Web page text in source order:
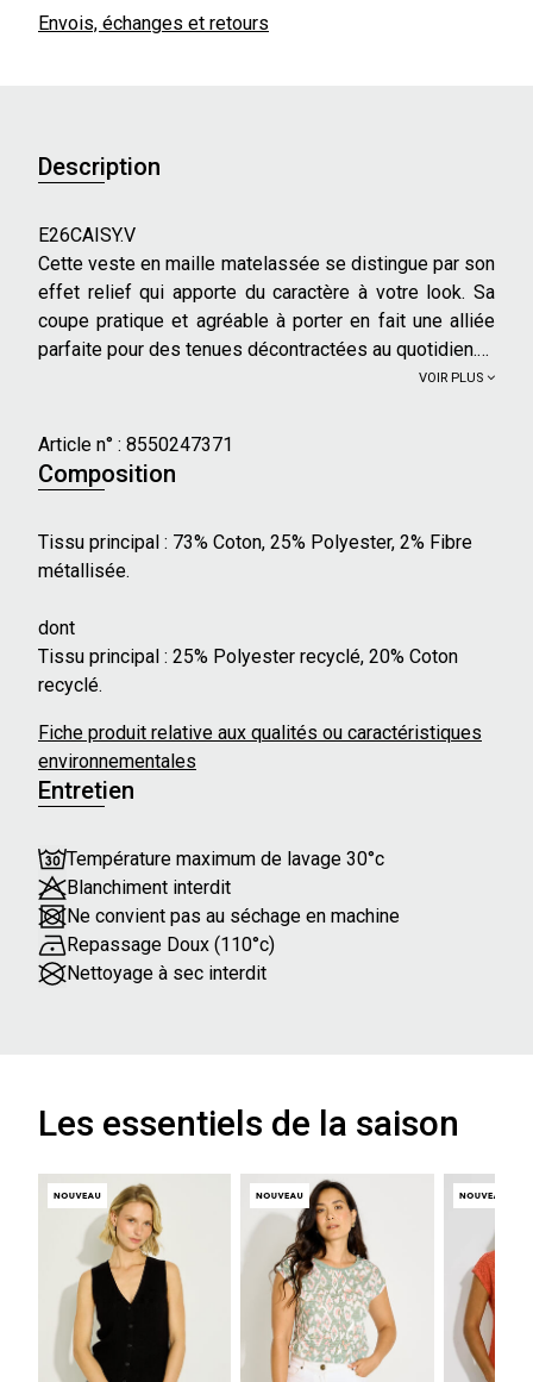
Envois, échanges et retours
Description
E26CAISY.V
Cette veste en maille matelassée se distingue par son
effet relief qui apporte du caractère à votre look. Sa
coupe pratique et agréable à porter en fait une alliée
parfaite pour des tenues décontractées au quotidien.
- Longueur des manches : Longues
- Type de fermeture : Bouton-pression
- Forme du col : Rond
portent une taille S.
VOIR PLUS
Article n° : 8550247371
Composition
Tissu principal : 73% Coton, 25% Polyester, 2% Fibre
métallisée.
dont
Tissu principal : 25% Polyester recyclé, 20% Coton
recyclé.
Fiche produit relative aux qualités ou caractéristiques
environnementales
Entretien
Température maximum de lavage 30°c
Blanchiment interdit
Ne convient pas au séchage en machine
Repassage Doux (110°c)
Nettoyage à sec interdit
Les essentiels de la saison